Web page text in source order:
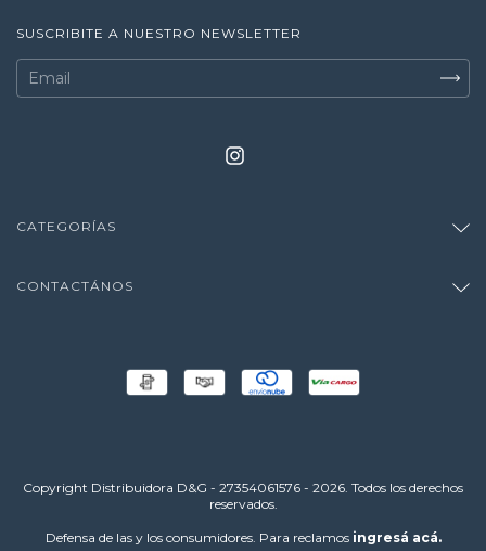
SUSCRIBITE A NUESTRO NEWSLETTER
CATEGORÍAS
CONTACTÁNOS
Copyright Distribuidora D&G - 27354061576 - 2026. Todos los derechos
reservados.
Defensa de las y los consumidores. Para reclamos ingresá acá.